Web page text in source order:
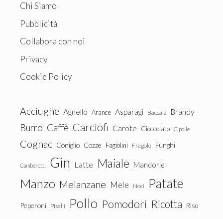
Chi Siamo
Pubblicità
Collabora con noi
Privacy
Cookie Policy
Acciughe Agnello Arance Asparagi Baccalà Brandy
Burro Caffè Carciofi Carote Cioccolato Cipolle
Cognac Coniglio Cozze Fagiolini Fragole Funghi
Gamberetti Gin Latte Maiale Mandorle
Manzo Melanzane Mele Noci Patate
Peperoni Piselli Pollo Pomodori Ricotta Riso